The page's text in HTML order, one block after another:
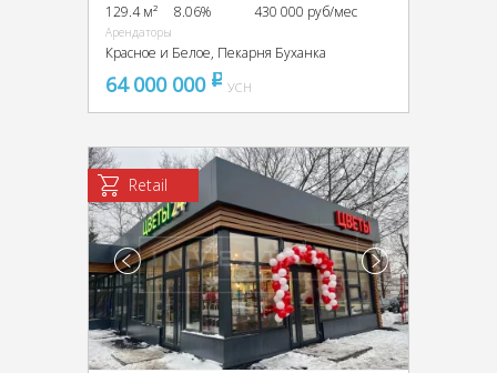
129.4 м² 8.06% 430 000 руб/мес
Арендаторы
Красное и Белое, Пекарня Буханка
64 000 000 pуб
УСН
Retail